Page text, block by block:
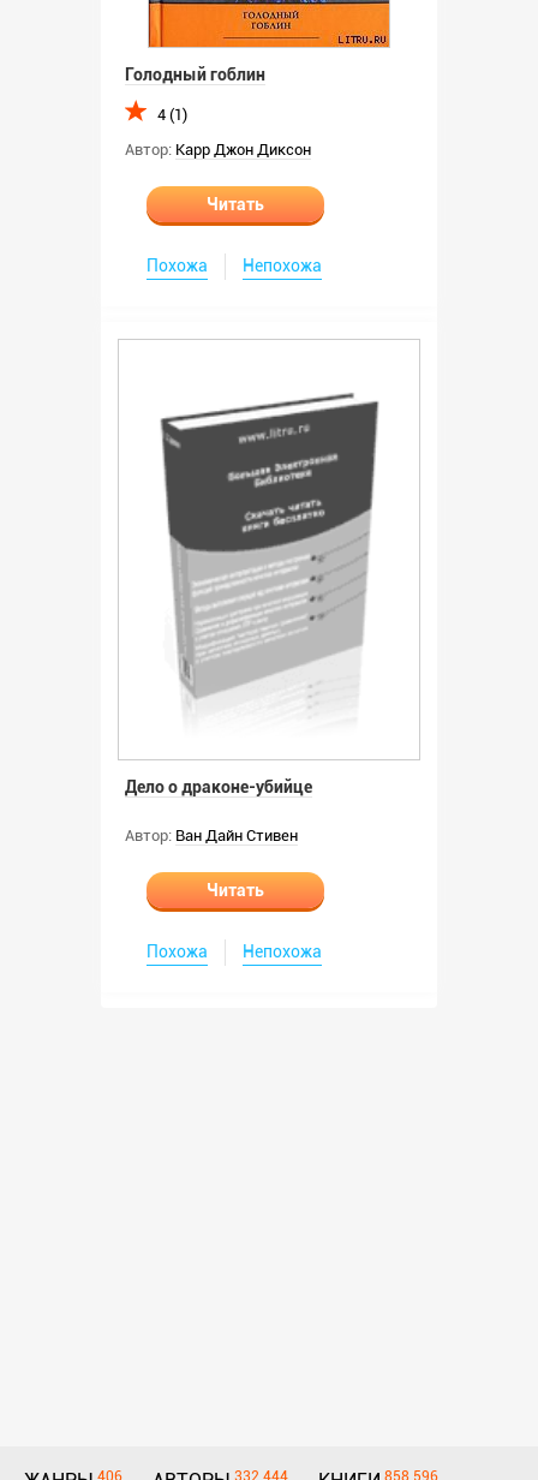
Голодный гоблин
4 (1)
Автор: Карр Джон Диксон
Читать
Похожа Непохожа
Дело о драконе-убийце
Автор: Ван Дайн Стивен
Читать
Похожа Непохожа
406 332 444 858 596